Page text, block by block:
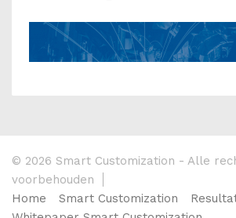
© 2026 Smart Customization - Alle
voorbehouden
Home
Smart Customization